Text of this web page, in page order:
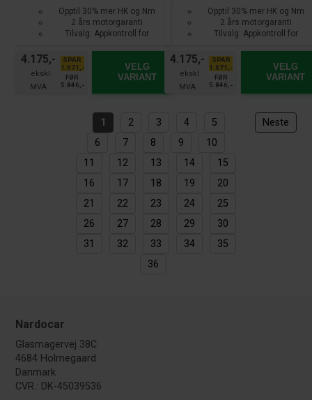
Opptil 30% mer HK og Nm
2 års motorgaranti
Tilvalg: Appkontroll for
4.175,-
SPAR
1.671,-
FØR
5.846,-
VELG
VARIANT
Opptil 30% mer HK og Nm
2 års motorgaranti
Tilvalg: Appkontroll for
4.175,-
SPAR
1.671,-
FØR
5.846,-
VELG
VARIANT
1 2 3 4
5
6
7 8 9
10
11
12 13 14
15
16
17 18 19
20
21
22 23 24
25
26
27 28 29
30
31
32 33 34
35
36
Neste
Nardocar
Glasmagervej 38C
4684 Holmegaard
Danmark
CVR.: DK-45039536